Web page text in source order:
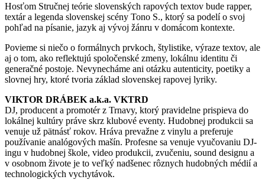
Hosťom Stručnej teórie slovenských rapových textov bude rapper,
textár a legenda slovenskej scény Tono S., ktorý sa podelí o svoj
pohľad na písanie, jazyk aj vývoj žánru v domácom kontexte.
Povieme si niečo o formálnych prvkoch, štylistike, výraze textov, ale
aj o tom, ako reflektujú spoločenské zmeny, lokálnu identitu či
generačné postoje. Nevynecháme ani otázku autenticity, poetiky a
slovnej hry, ktoré tvoria základ slovenskej rapovej lyriky.
VIKTOR DRÁBEK a.k.a. VKTRD
DJ, producent a promotér z Trnavy, ktorý pravidelne prispieva do
lokálnej kultúry práve skrz klubové eventy. Hudobnej produkcii sa
venuje už pätnásť rokov. Hráva prevažne z vinylu a preferuje
používanie analógových mašín. Profesne sa venuje vyučovaniu DJ-
ingu v hudobnej škole, video produkcii, zvučeniu, sound designu a
v osobnom živote je to veľký nadšenec rôznych hudobných médií a
technologických vychytávok.